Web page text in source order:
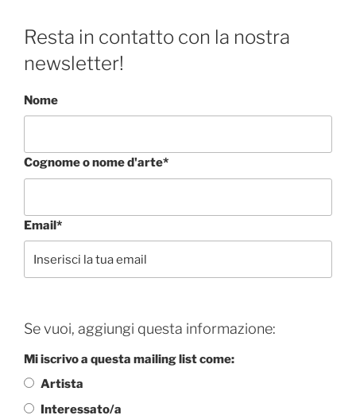
Resta in contatto con la nostra
newsletter!
Nome
Cognome o nome d'arte*
Email*
Se vuoi, aggiungi questa informazione:
Mi iscrivo a questa mailing list come:
Artista
Interessato/a